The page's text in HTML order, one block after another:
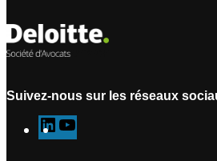
Suivez-nous sur les réseaux
L
i
o